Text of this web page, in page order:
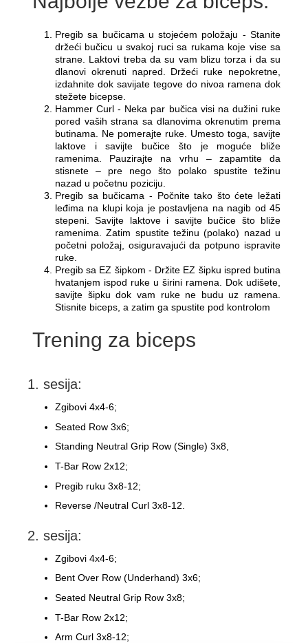
Pregib sa bučicama u stojećem položaju - Stanite
držeći bučicu u svakoj ruci sa rukama koje vise sa
strane. Laktovi treba da su vam blizu torza i da su
dlanovi okrenuti napred. Držeći ruke nepokretne,
izdahnite dok savijate tegove do nivoa ramena dok
stežete bicepse.
Hammer Curl - Neka par bučica visi na dužini ruke
pored vaših strana sa dlanovima okrenutim prema
butinama. Ne pomerajte ruke. Umesto toga, savijte
laktove i savijte bučice što je moguće bliže
ramenima. Pauzirajte na vrhu – zapamtite da
stisnete – pre nego što polako spustite težinu
nazad u početnu poziciju.
Pregib sa bučicama - Počnite tako što ćete ležati
leđima na klupi koja je postavljena na nagib od 45
stepeni. Savijte laktove i savijte bučice što bliže
ramenima. Zatim spustite težinu (polako) nazad u
početni položaj, osiguravajući da potpuno ispravite
ruke.
Pregib sa EZ šipkom - Držite EZ šipku ispred butina
hvatanjem ispod ruke u širini ramena. Dok udišete,
savijte šipku dok vam ruke ne budu uz ramena.
Stisnite biceps, a zatim ga spustite pod kontrolom
Trening za biceps
1. sesija:
Zgibovi 4x4-6;
Seated Row 3x6;
Standing Neutral Grip Row (Single) 3x8,
T-Bar Row 2x12;
Pregib ruku 3x8-12;
Reverse /Neutral Curl 3x8-12.
2. sesija:
Zgibovi 4x4-6;
Bent Over Row (Underhand) 3x6;
Seated Neutral Grip Row 3x8;
T-Bar Row 2x12;
Arm Curl 3x8-12;